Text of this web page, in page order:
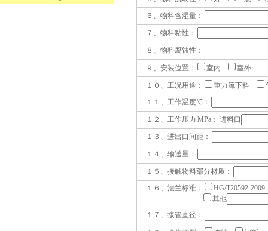
６、物料含湿量：
７、物料粘性：
８、物料腐蚀性：
９、安装位置： 室内 室外
１０、工况用途： 重力流下料
１１、工作温度℃：
１２、工作压力 MPa： 进料口
１３、进出口间距：
１４、输送量：
１５、接触物料部分材质：
１６、法兰标准：
HG/T20592-
其他
１７、接管直径：